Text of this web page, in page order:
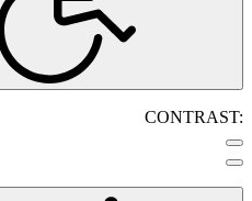
CONTRAST: